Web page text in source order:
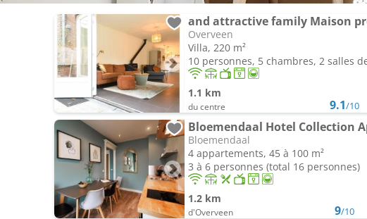
and attractive family Maison
Overveen
Villa, 220 m²
10 personnes, 5 chambres, 2 salles
1.1 km
du centre 9.1/10
Bloemendaal Hotel Collection
Bloemendaal
4 appartements, 45 à 100 m²
3 à 6 personnes (total 16 personnes)
1.2 km
d'Overveen 9/10